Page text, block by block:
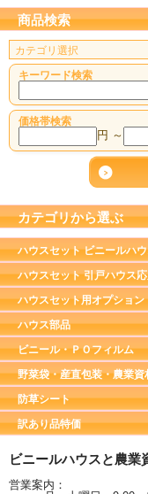
商品検索
キーワード検索
価格帯検索
円 ～
カテゴリから選ぶ
ハウスセット ビニールハ
ハウスセット 引戸ハウス
ハウスセット用オプション
ハウス部品
ビニール・ＰＯフィルム
野菜袋・産直包装・農業資
防草シート
訳あり品特価
ビニールハウスと農業
営業案内：